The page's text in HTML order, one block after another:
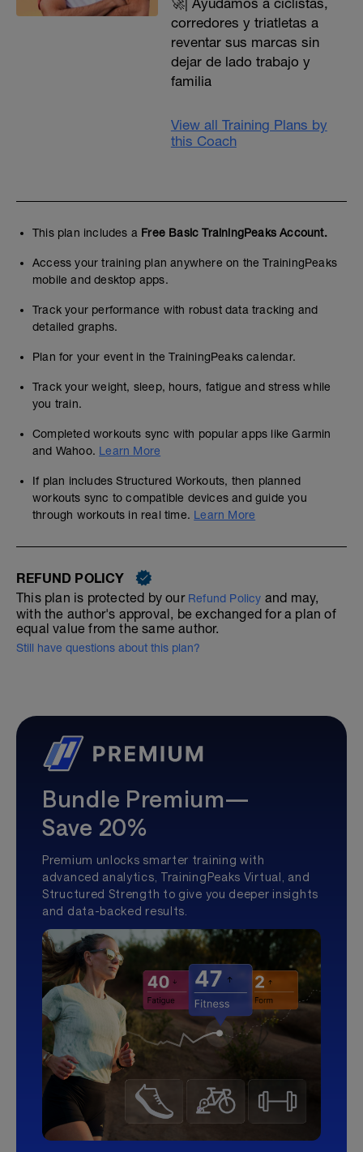
🚀| Ayudamos a ciclistas,
corredores y triatletas a
reventar sus marcas sin
dejar de lado trabajo y
familia
View all Training Plans by
this Coach
This plan includes a Free Basic TrainingPeaks Account.
Access your training plan anywhere on the TrainingPeaks
mobile and desktop apps.
Track your performance with robust data tracking and
detailed graphs.
Plan for your event in the TrainingPeaks calendar.
Track your weight, sleep, hours, fatigue and stress while
you train.
Completed workouts sync with popular apps like Garmin
and Wahoo. Learn More
If plan includes Structured Workouts, then planned
workouts sync to compatible devices and guide you
through workouts in real time. Learn More
REFUND POLICY
This plan is protected by our Refund Policy and may,
with the author's approval, be exchanged for a plan of
equal value from the same author.
Still have questions about this plan?
Bundle Premium—
Save 20%
Premium unlocks smarter training with
advanced analytics, TrainingPeaks Virtual, and
Structured Strength to give you deeper insights
and data-backed results.